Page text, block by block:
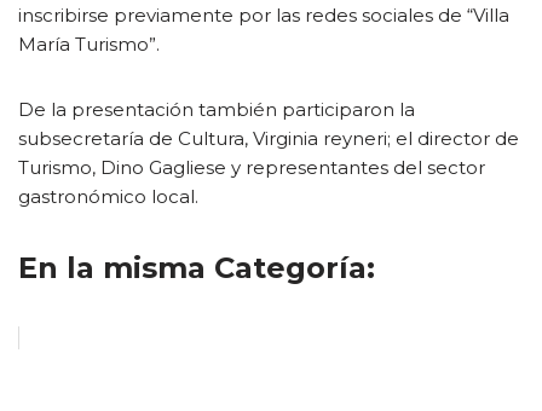
inscribirse previamente por las redes sociales de “Villa
María Turismo”.
De la presentación también participaron la
subsecretaría de Cultura, Virginia reyneri; el director de
Turismo, Dino Gagliese y representantes del sector
gastronómico local.
En la misma Categoría: